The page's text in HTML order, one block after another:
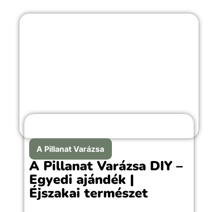
választás.
A Pillanat Varázsa
A Pillanat Varázsa DIY –
Egyedi ajándék |
Éjszakai természet